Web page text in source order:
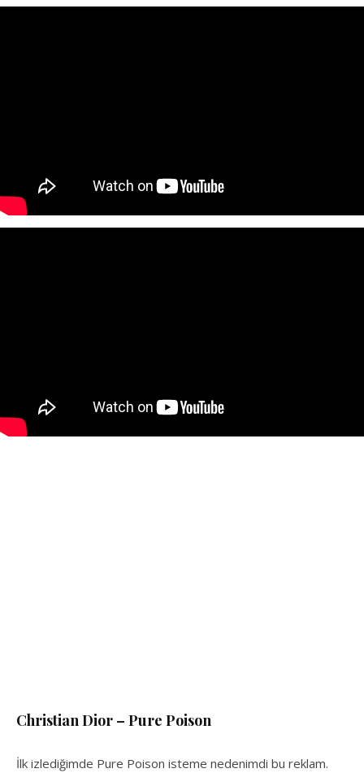
Christian Dior – Pure Poison
İlk izlediğimde Pure Poison isteme nedenimdi bu reklam.